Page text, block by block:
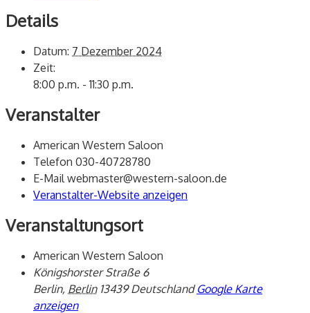
Details
Datum: 7 Dezember 2024
Zeit:
8:00 p.m. - 11:30 p.m.
Veranstalter
American Western Saloon
Telefon 030-40728780
E-Mailwebmaster@western-saloon.de
Veranstalter-Website anzeigen
Veranstaltungsort
American Western Saloon
Königshorster Straße 6
Berlin, Berlin 13439 Deutschland Google Karte
anzeigen